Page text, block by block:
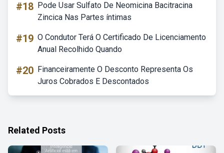
#18 Pode Usar Sulfato De Neomicina Bacitracina
Zincica Nas Partes íntimas
#19 O Condutor Terá O Certificado De Licenciamento
Anual Recolhido Quando
#20 Financeiramente O Desconto Representa Os
Juros Cobrados E Descontados
Related Posts